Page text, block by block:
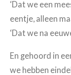
‘Dat we een
eentje, alleen
‘Dat we na
En gehoord in
we hebben